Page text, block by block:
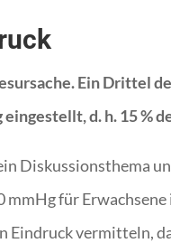
Ein Drittel
d. h. 15 %
Diskussionsthema
für
vermitteln,